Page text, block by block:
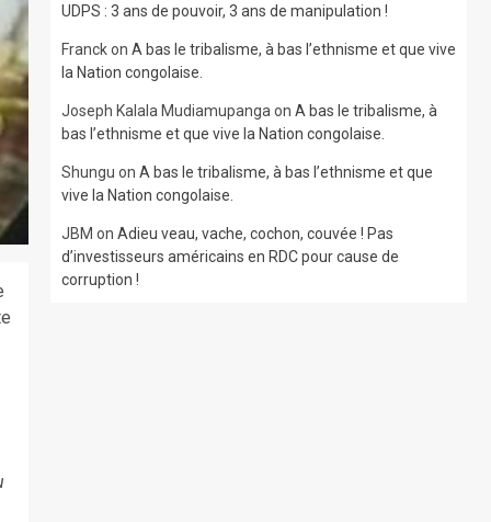
UDPS : 3 ans de pouvoir, 3 ans de manipulation !
Franckon A bas le tribalisme, à bas l’ethnisme et que vive
la Nation congolaise.
Joseph Kalala Mudiamupanga on A bas le tribalisme, à
bas l’ethnisme et que vive la Nation congolaise.
Shungu on A bas le tribalisme, à bas l’ethnisme et que
vive la Nation congolaise.
JBM on Adieu veau, vache, cochon, couvée ! Pas
d’investisseurs américains en RDC pour cause de
corruption !